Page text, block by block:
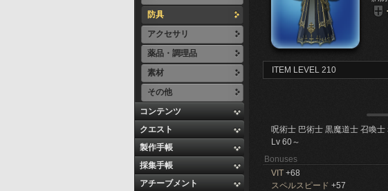
防具
アクセサリ
薬品・調理品
素材
その他
コンテンツ
クエスト
製作手帳
採集手帳
アチーブメント
ITEM LEVEL 210
呪術士 巴術士 黒魔道士 召喚
Lv 60～
Bonuses
VIT +68
スペルスピード +57